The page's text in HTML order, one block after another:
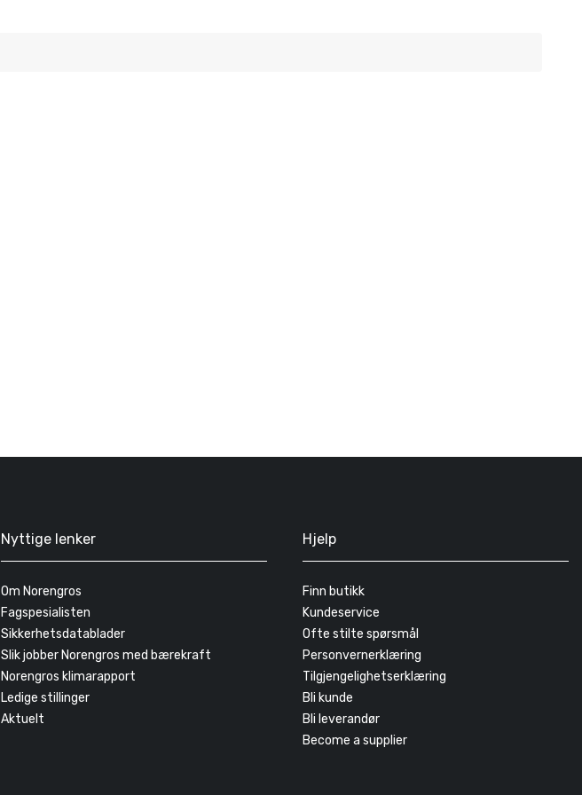
Nyttige lenker
Om Norengros
Fagspesialisten
Sikkerhetsdatablader
Slik jobber Norengros med bærekraft
Norengros klimarapport
Ledige stillinger
Aktuelt
Hjelp
Finn butikk
Kundeservice
Ofte stilte spørsmål
Personvernerklæring
Tilgjengelighetserklæring
Bli kunde
Bli leverandør
Become a supplier